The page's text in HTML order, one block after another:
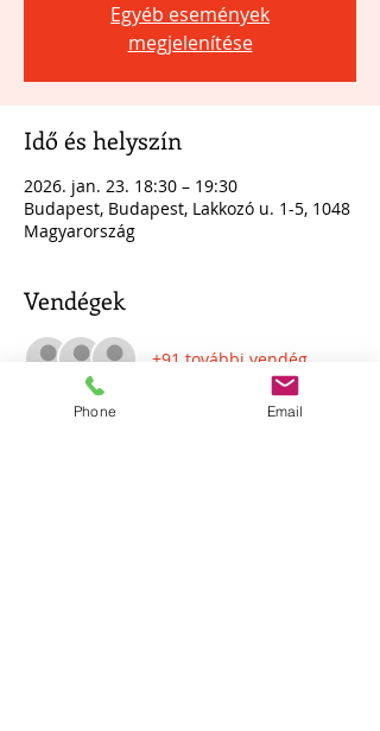
Egyéb események
megjelenítése
Idő és helyszín
2026. jan. 23. 18:30 – 19:30
Budapest, Budapest, Lakkozó u. 1-5, 1048
Magyarország
Vendégek
+91 további vendég
Phone Email